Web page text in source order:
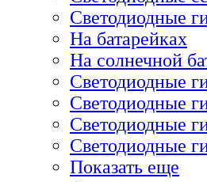
Светодиодные
На батарейках
На солнечной
Светодиодные
Светодиодные
Светодиодные
Светодиодные
Показать еще